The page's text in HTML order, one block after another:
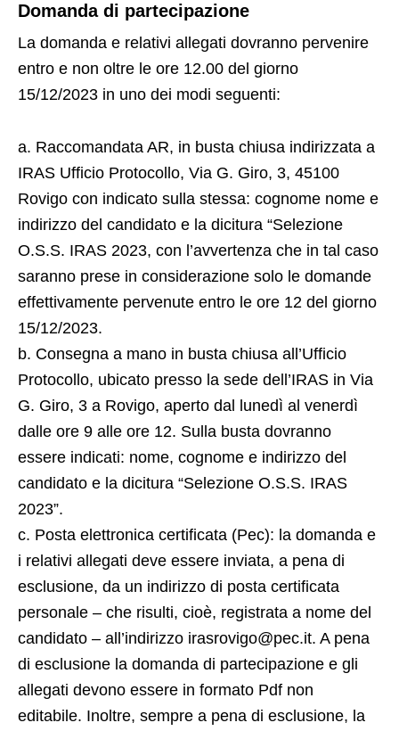
Domanda di partecipazione
La domanda e relativi allegati dovranno pervenire
entro e non oltre le ore 12.00 del giorno
15/12/2023 in uno dei modi seguenti:
a. Raccomandata AR, in busta chiusa indirizzata a
IRAS Ufficio Protocollo, Via G. Giro, 3, 45100
Rovigo con indicato sulla stessa: cognome nome e
indirizzo del candidato e la dicitura “Selezione
O.S.S. IRAS 2023, con l’avvertenza che in tal caso
saranno prese in considerazione solo le domande
effettivamente pervenute entro le ore 12 del giorno
15/12/2023.
b. Consegna a mano in busta chiusa all’Ufficio
Protocollo, ubicato presso la sede dell’IRAS in Via
G. Giro, 3 a Rovigo, aperto dal lunedì al venerdì
dalle ore 9 alle ore 12. Sulla busta dovranno
essere indicati: nome, cognome e indirizzo del
candidato e la dicitura “Selezione O.S.S. IRAS
2023”.
c. Posta elettronica certificata (Pec): la domanda e
i relativi allegati deve essere inviata, a pena di
esclusione, da un indirizzo di posta certificata
personale – che risulti, cioè, registrata a nome del
candidato – all’indirizzo irasrovigo@pec.it. A pena
di esclusione la domanda di partecipazione e gli
allegati devono essere in formato Pdf non
editabile. Inoltre, sempre a pena di esclusione, la